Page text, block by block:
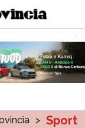
> Sport